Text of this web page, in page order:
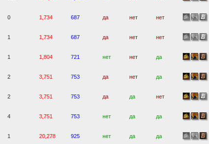
0 1,734 687 да нет нет
1 1,734 687 да нет нет
1 1,804 721 нет нет да
2 3,751 753 да нет да
2 3,751 753 да да нет
4 3,751 753 нет да да
1 20,278 925 нет да да